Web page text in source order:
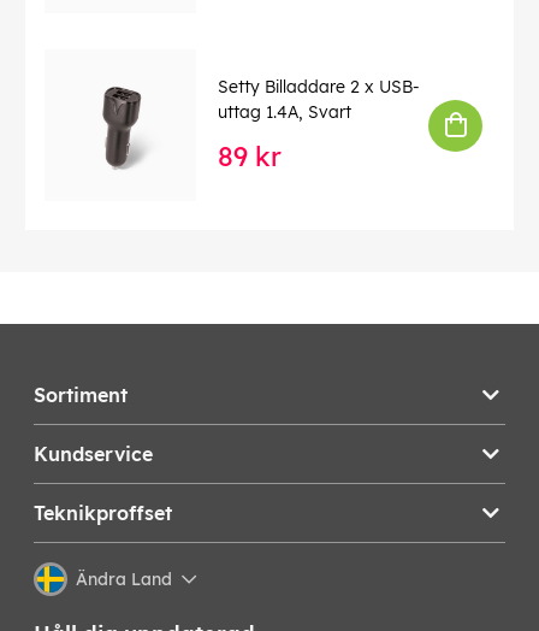
Setty Billaddare 2 x USB-
uttag 1.4A, Svart
89 kr
Sortiment
Kundservice
Teknikproffset
Ändra Land